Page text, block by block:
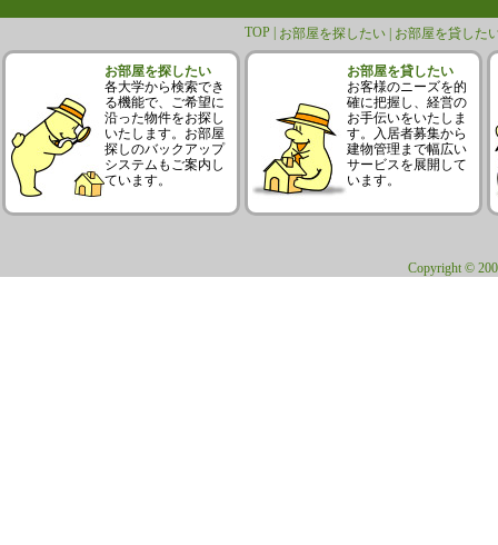
TOP | お部屋を探したい | お部屋を貸した
お部屋を探したい
各大学から検索でき
る機能で、ご希望に
沿った物件をお探し
いたします。お部屋
探しのバックアップ
システムもご案内し
ています。
お部屋を貸したい
お客様のニーズを的
確に把握し、経営の
お手伝いをいたしま
す。入居者募集から
建物管理まで幅広い
サービスを展開して
います。
Copyright ©